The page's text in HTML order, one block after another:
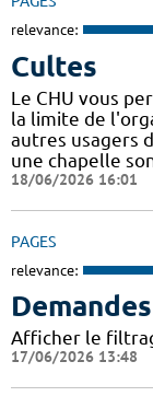
relevance:
Cultes
Le CHU vous
la limite de
autres usagers
une chapelle
18/06/2026 16:01
PAGES
relevance:
Afficher le
17/06/2026 13:48